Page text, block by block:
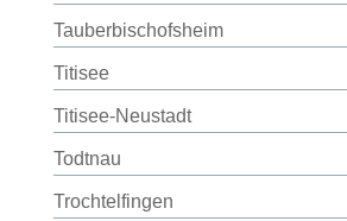
Tauberbischofsheim
Titisee
Titisee-Neustadt
Todtnau
Trochtelfingen